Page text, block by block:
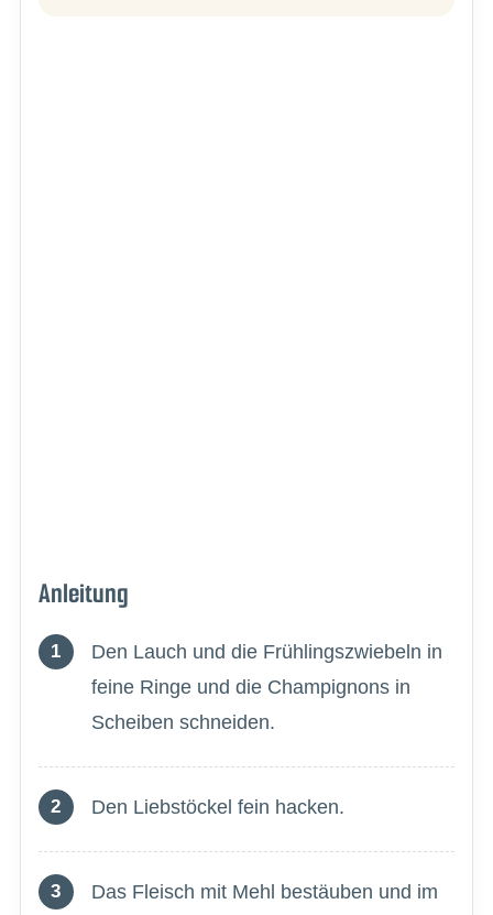
Anleitung
Den Lauch und die Frühlingszwiebeln in
feine Ringe und die Champignons in
Scheiben schneiden.
Den Liebstöckel fein hacken.
Das Fleisch mit Mehl bestäuben und im